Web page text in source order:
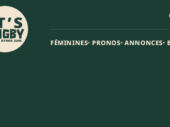
FÉMININES▾ PRONOS▾ ANNONCES▾